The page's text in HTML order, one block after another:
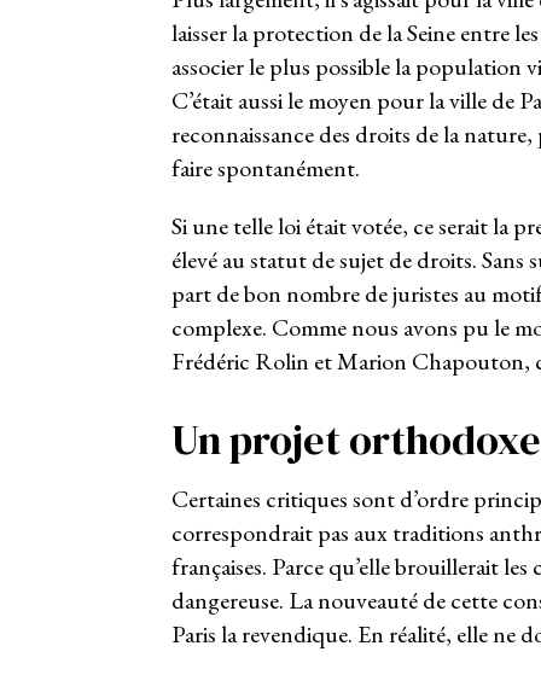
laisser la protection de la Seine entre
associer le plus possible la population
C’était aussi le moyen pour la ville de
reconnaissance des droits de la
faire spontanément.
Si une telle loi était votée, ce serait la
élevé au statut de sujet de droits.
part de bon nombre de juristes au
complexe. Comme nous avons pu le
Frédéric Rolin et Marion Chapouton,
Un projet orthodoxe
Certaines critiques sont d’ordre
correspondrait pas aux traditions
françaises. Parce qu’elle brouillerait les
dangereuse. La nouveauté de cette
Paris la revendique. En réalité, elle ne